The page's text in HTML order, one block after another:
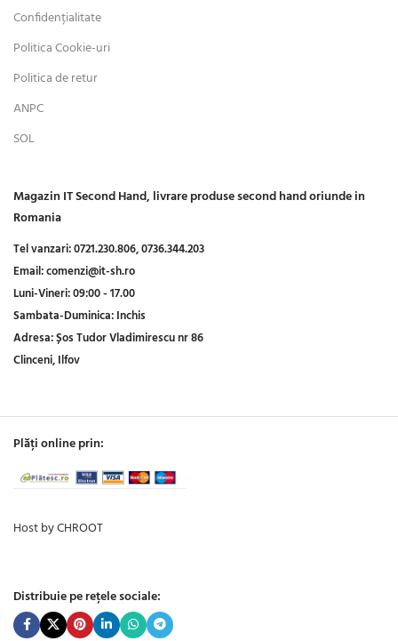
Confidențialitate
Politica Cookie-uri
Politica de retur
ANPC
SOL
Magazin IT Second Hand, livrare produse second hand oriunde in
Romania
Tel vanzari:0721.230.806,0736.344.203
Email:comenzi@it-sh.ro
Luni-Vineri:09:00 - 17.00
Sambata-Duminica:Inchis
Adresa:Șos Tudor Vladimirescu nr 86
Clinceni, Ilfov
Plăți online prin:
Host by CHROOT
Distribuie pe rețele sociale: